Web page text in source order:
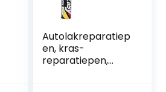
Autolakreparatiep
en, kras-
reparatiepen,